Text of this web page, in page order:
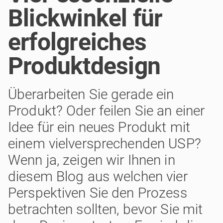
Blickwinkel für
erfolgreiches
Produktdesign
Überarbeiten Sie gerade ein
Produkt? Oder feilen Sie an einer
Idee für ein neues Produkt mit
einem vielversprechenden USP?
Wenn ja, zeigen wir Ihnen in
diesem Blog aus welchen vier
Perspektiven Sie den Prozess
betrachten sollten, bevor Sie mit